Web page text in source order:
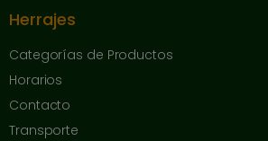
Herrajes
Categorías de Productos
Horarios
Contacto
Transporte